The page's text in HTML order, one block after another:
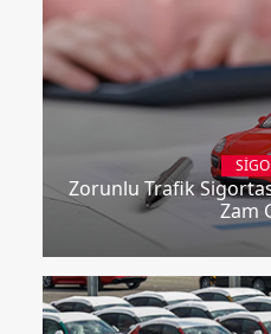
Zorunlu Trafik
Zam